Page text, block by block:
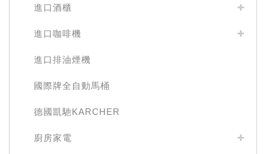
進口酒櫃
進口咖啡機
進口排油煙機
國際牌全自動馬桶
德國凱馳KARCHER
廚房家電